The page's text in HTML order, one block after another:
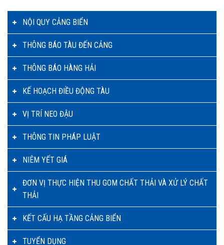
NỘI QUY CẢNG BIỂN
THÔNG BÁO TÀU ĐẾN CẢNG
THÔNG BÁO HÀNG HẢI
KẾ HOẠCH ĐIỀU ĐỘNG TÀU
VỊ TRÍ NEO ĐẬU
THÔNG TIN PHÁP LUẬT
NIÊM YẾT GIÁ
ĐƠN VỊ THỰC HIỆN THU GOM CHẤT THẢI VÀ XỬ LÝ CHẤT
THẢI
KẾT CẤU HẠ TẦNG CẢNG BIỂN
TUYỂN DỤNG